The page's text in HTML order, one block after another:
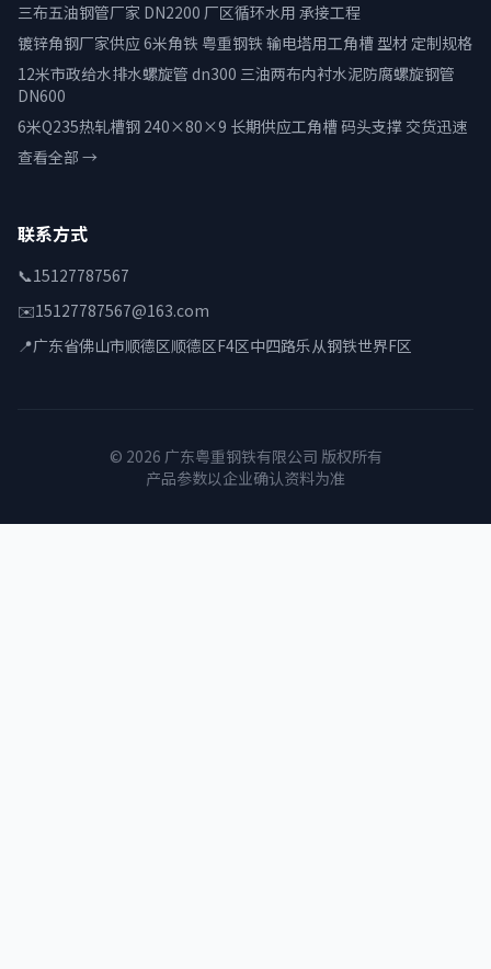
三布五油钢管厂家 DN2200 厂区循环水用 承接工程
镀锌角钢厂家供应 6米角铁 粤重钢铁 输电塔用工角槽 型材 定制规格
12米市政给水排水螺旋管 dn300 三油两布内衬水泥防腐螺旋钢管
DN600
6米Q235热轧槽钢 240×80×9 长期供应工角槽 码头支撑 交货迅速
查看全部 →
联系方式
📞15127787567
✉️15127787567@163.com
📍广东省佛山市顺德区顺德区F4区中四路乐从钢铁世界F区
© 2026 广东粤重钢铁有限公司 版权所有
产品参数以企业确认资料为准